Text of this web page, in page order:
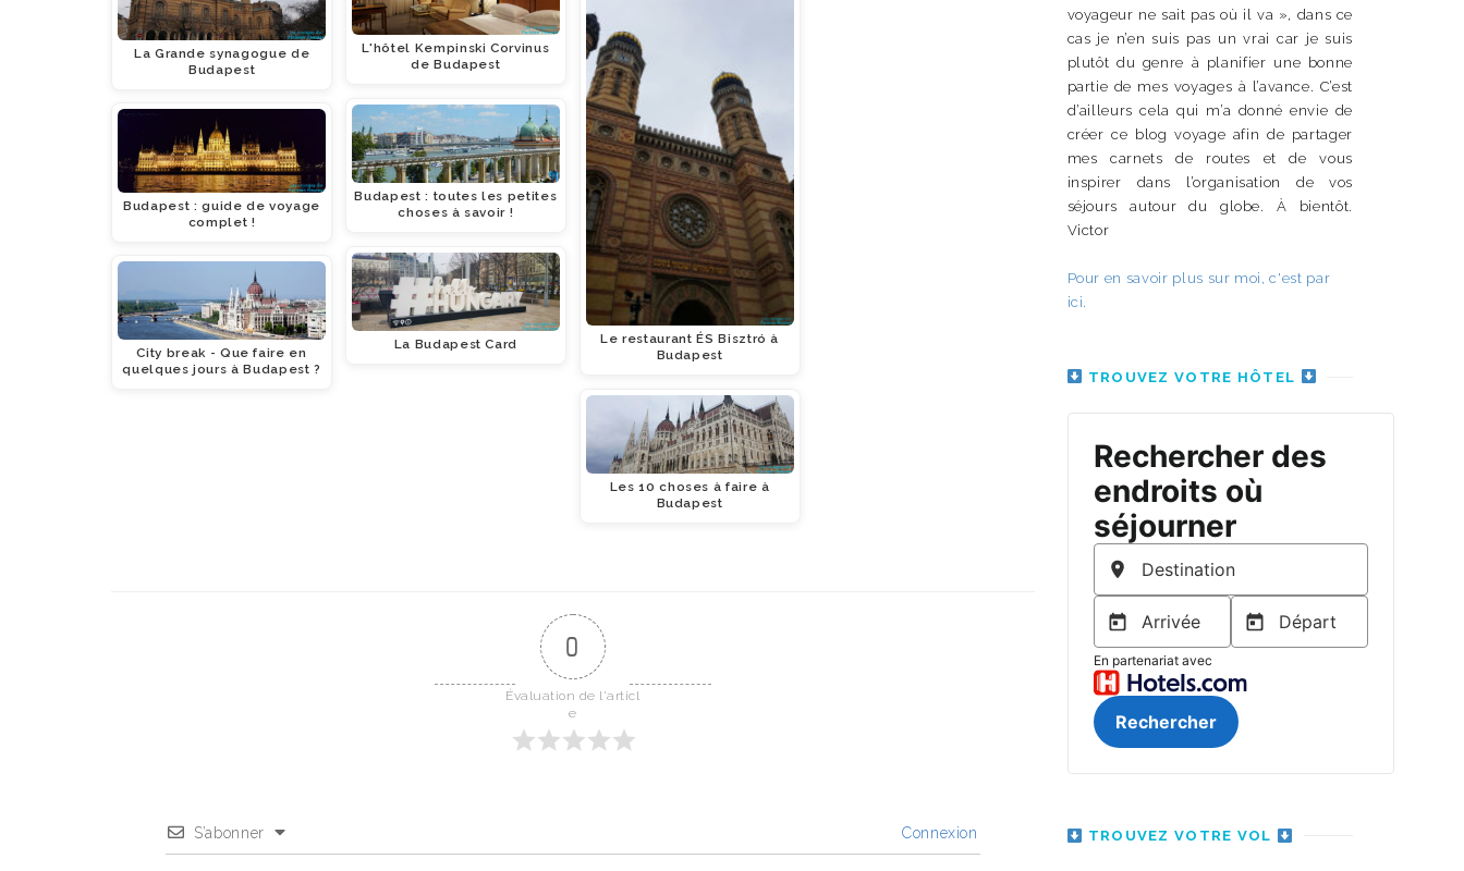
La Grande synagogue de
Budapest
Budapest : guide de voyage
complet !
City break - Que faire en
quelques jours à Budapest ?
L'hôtel Kempinski Corvinus
de Budapest
Budapest : toutes les petites
choses à savoir !
La Budapest Card
Le restaurant ÉS Bisztró à
Budapest
Les 10 choses à faire à
Budapest
0
Évaluation de l'articl
e
S’abonner Connexion
voyageur ne sait pas où il va », dans ce
cas je n’en suis pas un vrai car je suis
plutôt du genre à planifier une bonne
partie de mes voyages à l’avance. C’est
d’ailleurs cela qui m’a donné envie de
créer ce blog voyage afin de partager
mes carnets de routes et de vous
inspirer dans l’organisation de vos
séjours autour du globe. À bientôt.
Victor
Pour en savoir plus sur moi, c'est par
ici.
TROUVEZ VOTRE HÔTEL
TROUVEZ VOTRE VOL